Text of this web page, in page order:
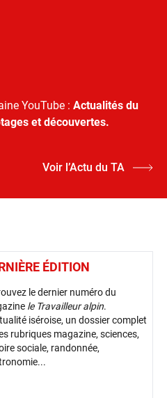
YouTube : Actualités du
et découvertes.
Voir l’Actu du TA
ÉDITION
le dernier numéro du
le Travailleur alpin.
iséroise, un dossier complet
rubriques magazine, sciences,
sociale, randonnée,